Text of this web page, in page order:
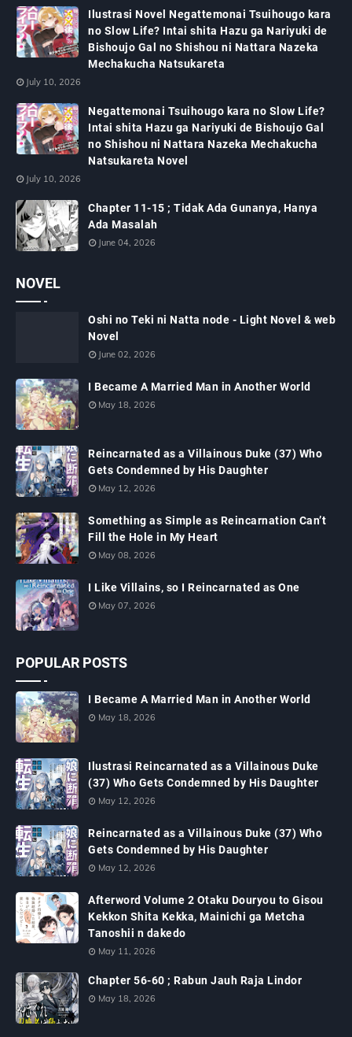
Ilustrasi Novel Negattemonai Tsuihougo kara
no Slow Life? Intai shita Hazu ga Nariyuki de
Bishoujo Gal no Shishou ni Nattara Nazeka
Mechakucha Natsukareta
July 10, 2026
Negattemonai Tsuihougo kara no Slow Life?
Intai shita Hazu ga Nariyuki de Bishoujo Gal
no Shishou ni Nattara Nazeka Mechakucha
Natsukareta Novel
July 10, 2026
Chapter 11-15 ; Tidak Ada Gunanya, Hanya
Ada Masalah
June 04, 2026
NOVEL
Oshi no Teki ni Natta node - Light Novel & web
Novel
June 02, 2026
I Became A Married Man in Another World
May 18, 2026
Reincarnated as a Villainous Duke (37) Who
Gets Condemned by His Daughter
May 12, 2026
Something as Simple as Reincarnation Can’t
Fill the Hole in My Heart
May 08, 2026
I Like Villains, so I Reincarnated as One
May 07, 2026
POPULAR POSTS
I Became A Married Man in Another World
May 18, 2026
Ilustrasi Reincarnated as a Villainous Duke
(37) Who Gets Condemned by His Daughter
May 12, 2026
Reincarnated as a Villainous Duke (37) Who
Gets Condemned by His Daughter
May 12, 2026
Afterword Volume 2 Otaku Douryou to Gisou
Kekkon Shita Kekka, Mainichi ga Metcha
Tanoshii n dakedo
May 11, 2026
Chapter 56-60 ; Rabun Jauh Raja Lindor
May 18, 2026